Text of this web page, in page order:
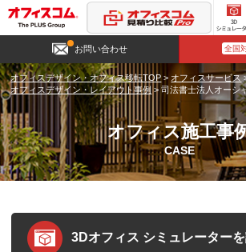
3D
シミ
レー
ー
お問い合わせ 全国
オフィスデザイン・オフィス移転TOP > オフィスサービス
オフィスデザイン・レイアウト事例 >司法書士法人オーシ
オフィス施工事
CASE
3Dオフィス シミュレーター